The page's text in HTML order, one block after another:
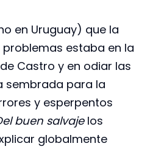
en Uruguay) que la
estaba en la
Castro y en odiar las
sembrada para la
y esperpentos
buen salvajelos
globalmente